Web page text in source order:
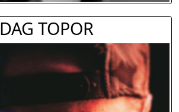
DAG TOPOR